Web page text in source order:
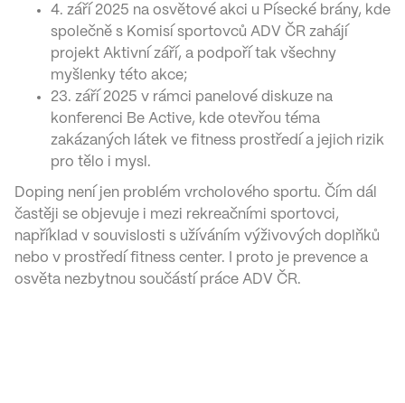
4. září 2025 na osvětové akci u Písecké brány, kde
společně s Komisí sportovců ADV ČR zahájí
projekt Aktivní září, a podpoří tak všechny
myšlenky této akce;
23. září 2025 v rámci panelové diskuze na
konferenci Be Active, kde otevřou téma
zakázaných látek ve fitness prostředí a jejich rizik
pro tělo i mysl.
Doping není jen problém vrcholového sportu. Čím dál
častěji se objevuje i mezi rekreačními sportovci,
například v souvislosti s užíváním výživových doplňků
nebo v prostředí fitness center. I proto je prevence a
osvěta nezbytnou součástí práce ADV ČR.